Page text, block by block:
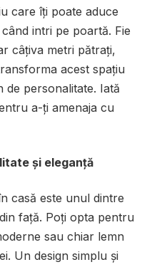
care îți poate aduce
intri pe poartă. Fie
câțiva metri pătrați,
acest spațiu
personalitate. Iată
a-ți amenaja cu
și eleganță
casă este unul dintre
față. Poți opta pentru
sau chiar lemn
Un design simplu și